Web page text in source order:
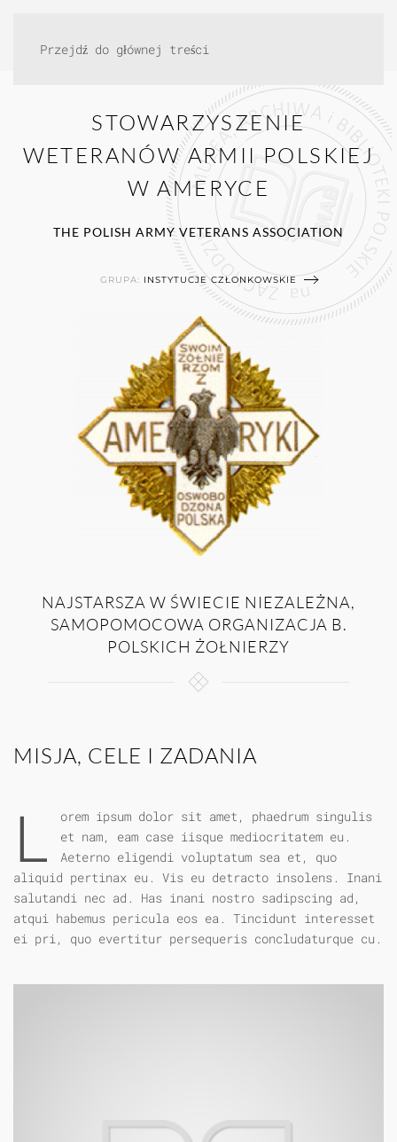
Przejdź do głównej treści
STOWARZYSZENIE
WETERANÓW ARMII POLSKIEJ
W AMERYCE
THE POLISH ARMY VETERANS ASSOCIATION
GRUPA: INSTYTUCJE CZŁONKOWSKIE
NAJSTARSZA W ŚWIECIE NIEZALEŻNA,
SAMOPOMOCOWA ORGANIZACJA B.
POLSKICH ŻOŁNIERZY
MISJA, CELE I ZADANIA
L
orem ipsum dolor sit amet, phaedrum singulis
et nam, eam case iisque mediocritatem eu.
Aeterno eligendi voluptatum sea et, quo
aliquid pertinax eu. Vis eu detracto insolens. Inani
salutandi nec ad. Has inani nostro sadipscing ad,
atqui habemus pericula eos ea. Tincidunt interesset
ei pri, quo evertitur persequeris concludaturque cu.